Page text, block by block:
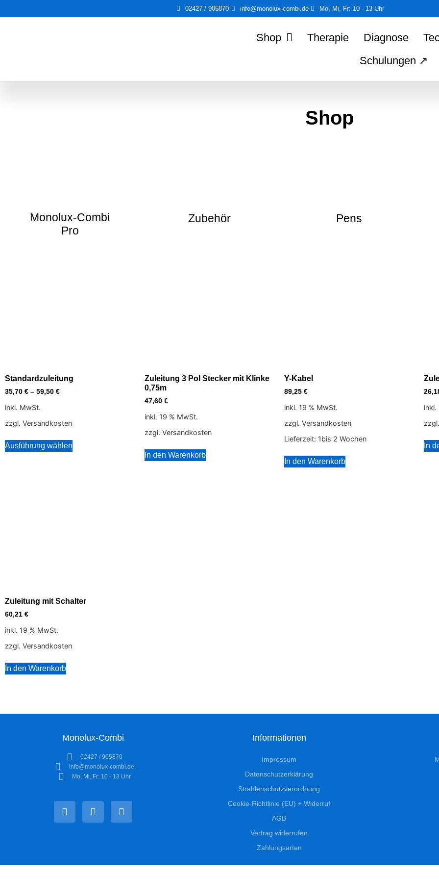
02427 / 905870 info@monolux-combi.de Mo, Mi, Fr: 10 - 13 Uhr
Shop Therapie Diagnose
Schulungen ↗
Shop
Monolux-Combi
Pro
Zubehör Pens
Standardzuleitung
35,70 € – 59,50 €
inkl. MwSt.
zzgl. Versandkosten
Ausführung wählen
Zuleitung 3 Pol Stecker mit Klinke
0,75m
47,60 €
inkl. 19 % MwSt.
zzgl. Versandkosten
In den Warenkorb
Y-Kabel
89,25 €
inkl. 19 % MwSt.
zzgl. Versandkosten
Lieferzeit: 1bis 2 Wochen
In den Warenkorb
inkl.
In
Zuleitung mit Schalter
60,21 €
inkl. 19 % MwSt.
zzgl. Versandkosten
In den Warenkorb
Monolux-Combi
02427 / 905870
info@monolux-combi.de
Mo, Mi, Fr: 10 - 13 Uhr
Informationen
Impressum
Datenschutzerklärung
Strahlenschutzverordnung
Cookie-Richtlinie (EU) + Widerruf
AGB
Vertrag widerrufen
Zahlungsarten